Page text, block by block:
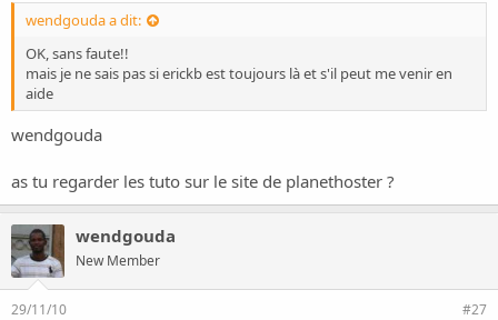
wendgouda a dit:
OK, sans faute!!
mais je ne sais pas si erickb est toujours là et s'il peut me venir en
aide
wendgouda
as tu regarder les tuto sur le site de planethoster ?
wendgouda
New Member
29/11/10 #27